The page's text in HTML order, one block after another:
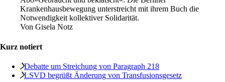
Krankenhausbewegung unterstreicht mit ihrem Buch die
Notwendigkeit kollektiver Solidarität.
Von Gisela Notz
Kurz notiert
Debatte um Streichung von Paragraph 218
LSVD begrüßt Änderung von Transfusionsgesetz